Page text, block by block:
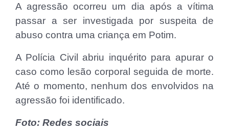
A agressão ocorreu um dia após a vítima
passar a ser investigada por suspeita de
abuso contra uma criança em Potim.
A Polícia Civil abriu inquérito para apurar o
caso como lesão corporal seguida de morte.
Até o momento, nenhum dos envolvidos na
agressão foi identificado.
Foto: Redes sociais